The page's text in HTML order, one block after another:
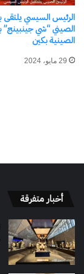
أخبار متفرقة